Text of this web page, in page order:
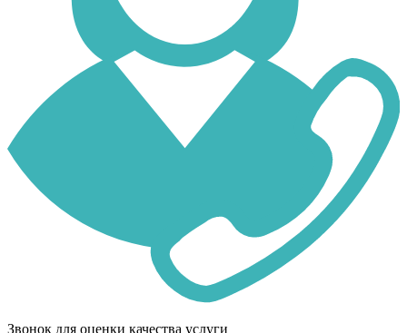
Звонок для оценки качества услуги